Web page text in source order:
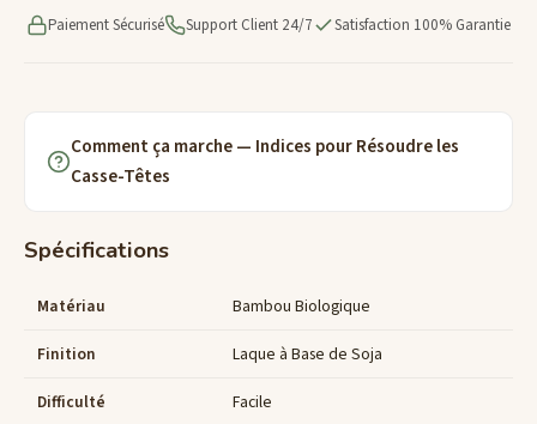
Paiement Sécurisé Support Client 24/7 Satisfaction 100% Garantie
Comment ça marche — Indices pour Résoudre les
Casse-Têtes
Spécifications
Matériau Bambou Biologique
Finition Laque à Base de Soja
Difficulté Facile